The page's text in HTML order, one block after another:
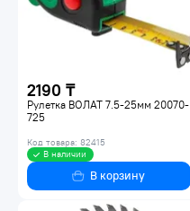
2190 ₸
Рулетка ВОЛАТ 7.5-25мм 20070-
725
Код товара: 82415
В наличии
В корзину